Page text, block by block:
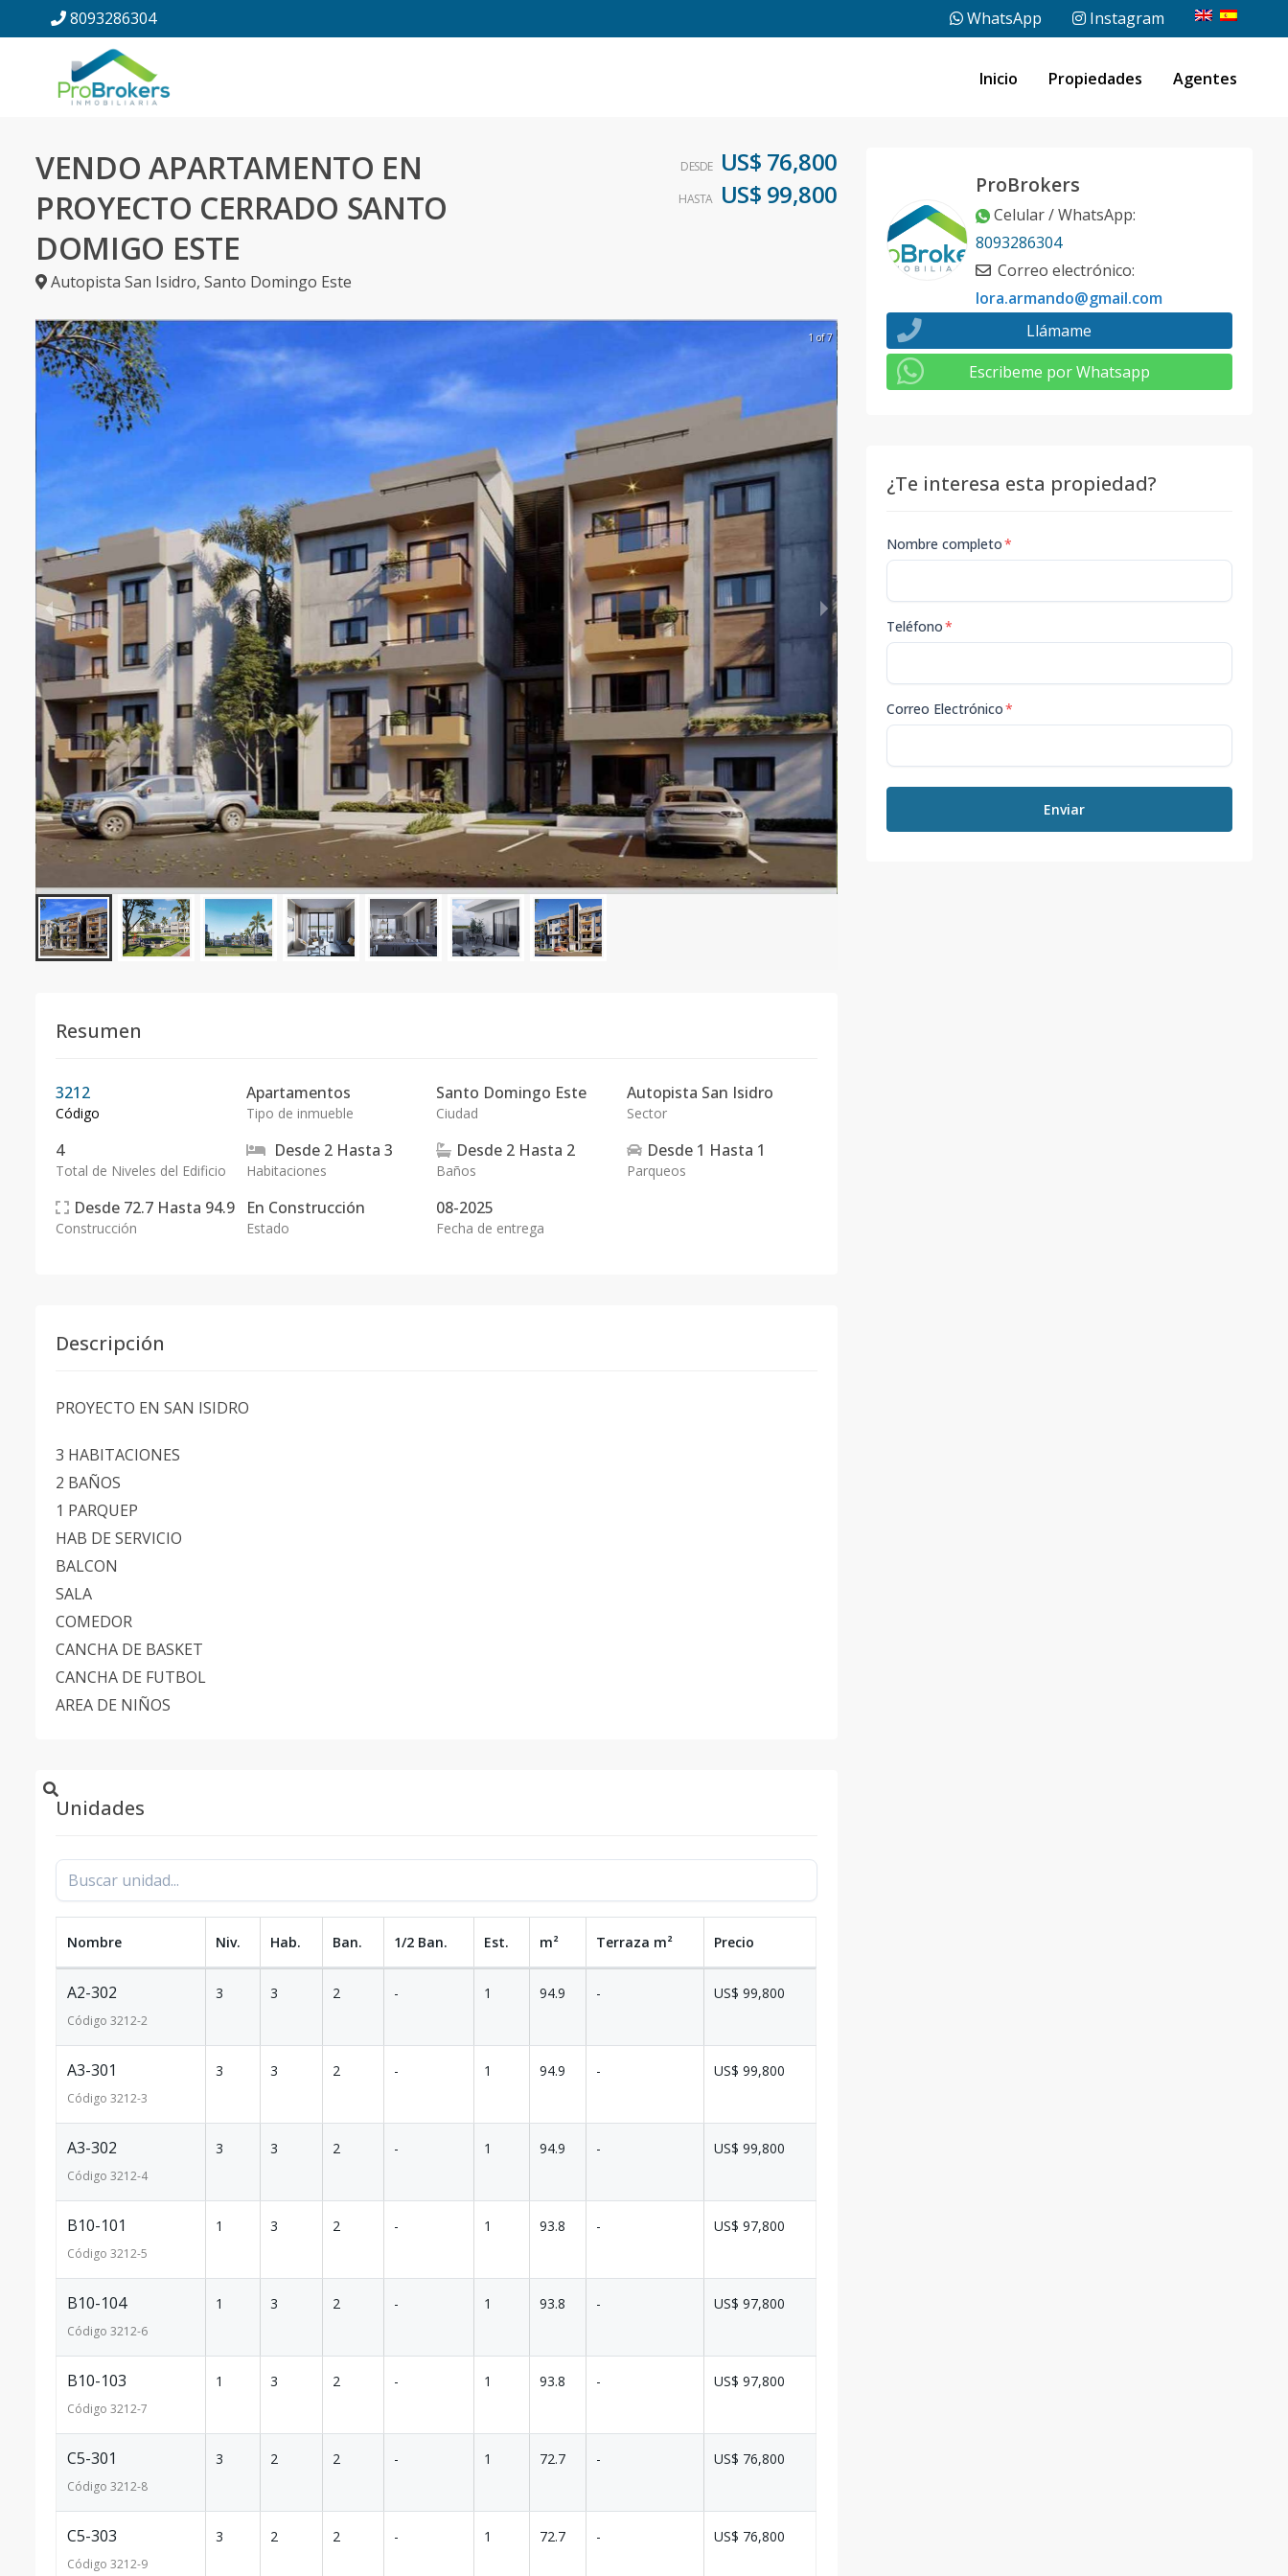
8093286304 WhatsApp Instagram
Inicio Propiedades Agentes
VENDO APARTAMENTO EN
PROYECTO CERRADO SANTO
DOMIGO ESTE
Autopista San Isidro, Santo Domingo Este
DESDE US$ 76,800
HASTA US$ 99,800
1 of 7
Resumen
3212
Código
Apartamentos
Tipo de inmueble
Santo Domingo Este
Ciudad
Autopista San Isidro
Sector
4
Total de Niveles del Edificio
Desde 2 Hasta 3
Habitaciones
Desde 2 Hasta 2
Baños
Desde 1 Hasta 1
Parqueos
Desde 72.7 Hasta 94.9
Construcción
En Construcción
Estado
08-2025
Fecha de entrega
Descripción
PROYECTO EN SAN ISIDRO
3 HABITACIONES
2 BAÑOS
1 PARQUEP
HAB DE SERVICIO
BALCON
SALA
COMEDOR
CANCHA DE BASKET
CANCHA DE FUTBOL
AREA DE NIÑOS
Unidades
Nombre Niv. Hab. Ban. 1/2 Ban. Est. m² Terraza m² Precio
A2-302
Código 3212-2
3 3 2 - 1 94.9 - US$ 99,800
A3-301
Código 3212-3
3 3 2 - 1 94.9 - US$ 99,800
A3-302
Código 3212-4
3 3 2 - 1 94.9 - US$ 99,800
B10-101
Código 3212-5
1 3 2 - 1 93.8 - US$ 97,800
B10-104
Código 3212-6
1 3 2 - 1 93.8 - US$ 97,800
B10-103
Código 3212-7
1 3 2 - 1 93.8 - US$ 97,800
C5-301
Código 3212-8
3 2 2 - 1 72.7 - US$ 76,800
C5-303
Código 3212-9
3 2 2 - 1 72.7 - US$ 76,800
ProBrokers
Celular / WhatsApp:
8093286304
Correo electrónico:
lora.armando@gmail.com
Llámame
Escribeme por Whatsapp
¿Te interesa esta propiedad?
Nombre completo*
Teléfono*
Correo Electrónico*
Enviar